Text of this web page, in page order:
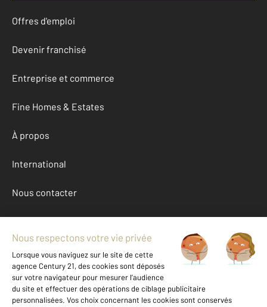
Offres d'emploi
Devenir franchisé
Entreprise et commerce
Fine Homes & Estates
À propos
International
Nous contacter
Mentions légales & CGU et Barèmes d'honoraires
Données personnelles
Gestionnaire des cookies